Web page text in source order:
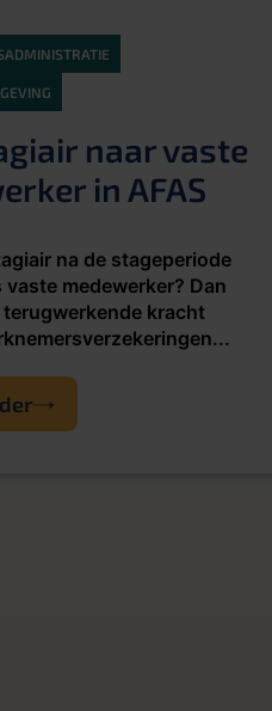
naar vaste
in AFAS
na de stageperiode
medewerker? Dan
terugwerkende kracht